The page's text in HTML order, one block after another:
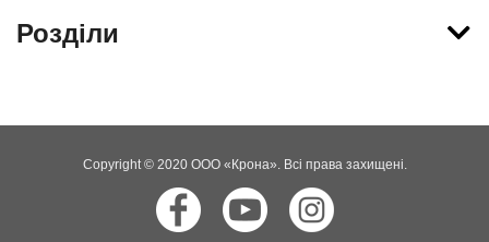
Розділи
Copyright © 2020 ООО «Крона». Всі права захищені.